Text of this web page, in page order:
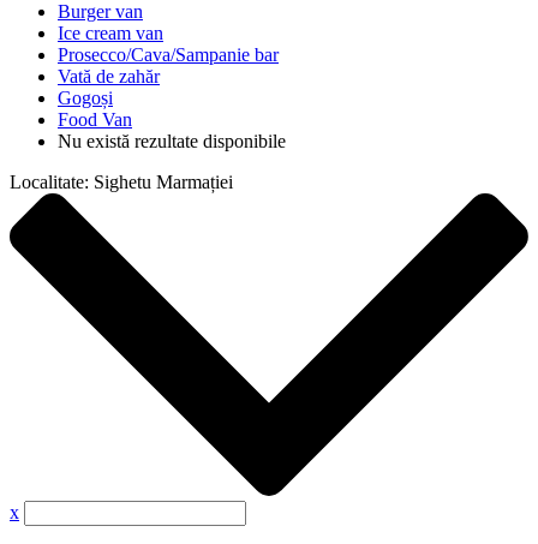
Burger van
Ice cream van
Prosecco/Cava/Sampanie bar
Vată de zahăr
Gogoși
Food Van
Nu există rezultate disponibile
Localitate: Sighetu Marmației
x